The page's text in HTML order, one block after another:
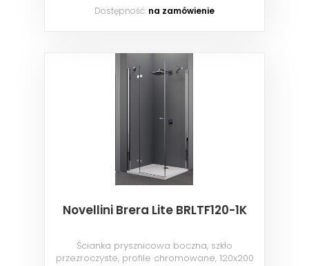
Dostępność: na zamówienie
Novellini Brera Lite BRLTF120-1K
Ścianka prysznicowa boczna, szkło
przezroczyste, profile chromowane, 120x200